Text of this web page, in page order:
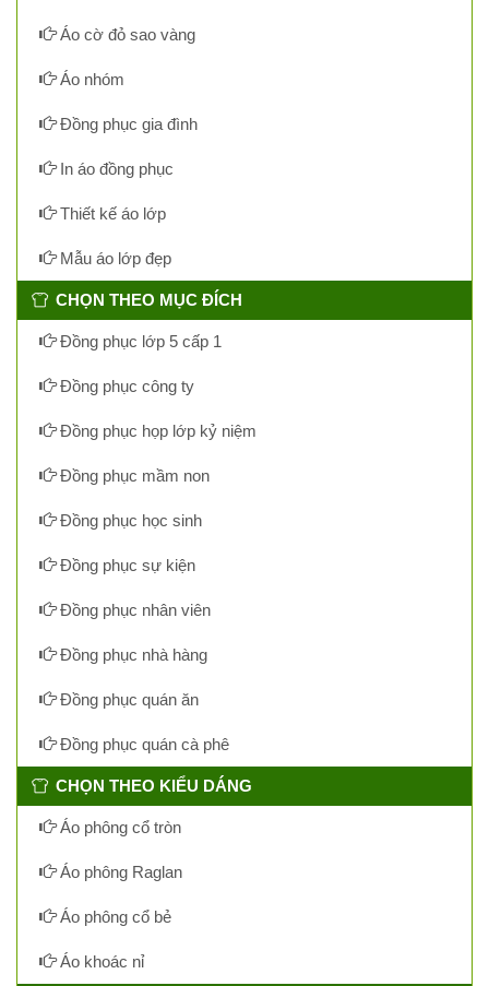
Áo cờ đỏ sao vàng
Áo nhóm
Đồng phục gia đình
In áo đồng phục
Thiết kế áo lớp
Mẫu áo lớp đẹp
CHỌN THEO MỤC ĐÍCH
Đồng phục lớp 5 cấp 1
Đồng phục công ty
Đồng phục họp lớp kỷ niệm
Đồng phục mầm non
Đồng phục học sinh
Đồng phục sự kiện
Đồng phục nhân viên
Đồng phục nhà hàng
Đồng phục quán ăn
Đồng phục quán cà phê
CHỌN THEO KIỂU DÁNG
Áo phông cổ tròn
Áo phông Raglan
Áo phông cổ bẻ
Áo khoác nỉ